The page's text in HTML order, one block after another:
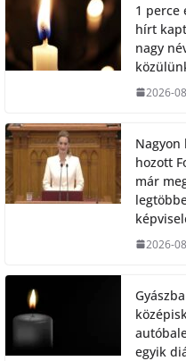
1 perce
hírt
nagy
2026-
Nagyon
hozott
már
2026-
egyik